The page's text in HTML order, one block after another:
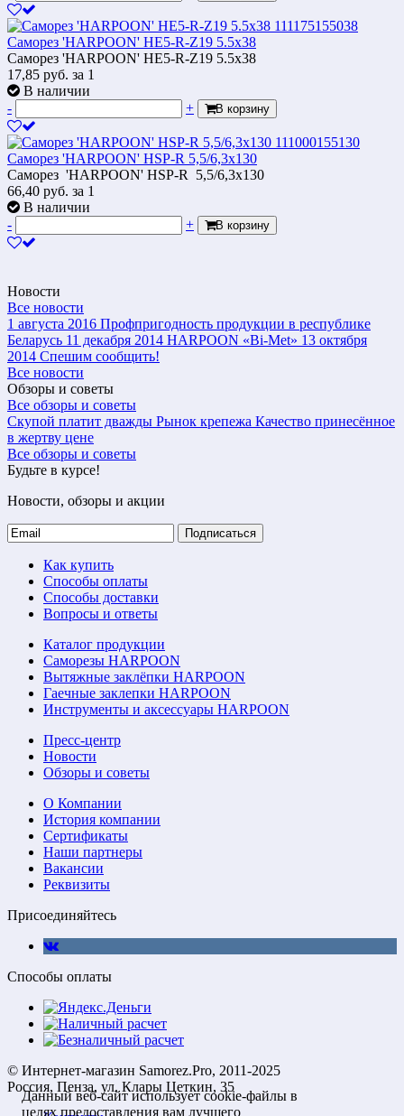
Саморез 'HARPOON' НЕ5-R-Z19 5.5x38
Саморез 'HARPOON' НЕ5-R-Z19 5.5x38
17,85 руб. за 1
В наличии
-
+ В корзину
Саморез 'HARPOON' HSP-R 5,5/6,3x130
Саморез 'HARPOON' HSP-R 5,5/6,3x130
66,40 руб. за 1
В наличии
-
+ В корзину
Новости
Все новости
1 августа 2016 Профпригодность продукции в республике
Беларусь 11 декабря 2014 HARPOON «Bi-Met» 13 октября
2014 Спешим сообщить!
Все новости
Обзоры и советы
Все обзоры и советы
Скупой платит дважды Рынок крепежа Качество принесённое
в жертву цене
Все обзоры и советы
Будьте в курсе!
Новости, обзоры и акции
Подписаться
Как купить
Способы оплаты
Способы доставки
Вопросы и ответы
Каталог продукции
Саморезы HARPOON
Вытяжные заклёпки HARPOON
Гаечные заклепки HARPOON
Инструменты и аксессуары HARPOON
Пресс-центр
Новости
Обзоры и советы
О Компании
История компании
Сертификаты
Наши партнеры
Вакансии
Реквизиты
Присоединяйтесь
Способы оплаты
© Интернет-магазин Samorez.Pro, 2011-2025
Россия, Пенза, ул. Клары Цеткин, 35
Данный веб-сайт использует cookie-файлы в
целях предоставления вам лучшего